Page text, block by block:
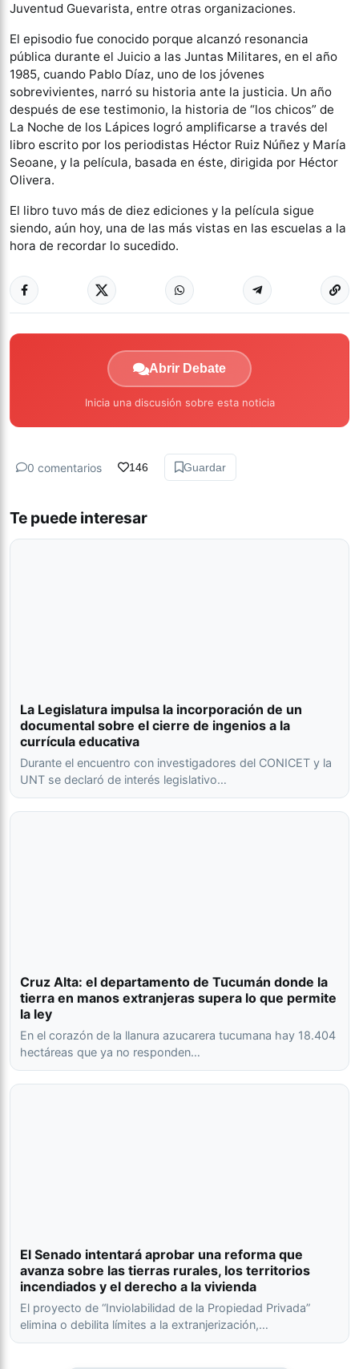
Juventud Guevarista, entre otras organizaciones.
El episodio fue conocido porque alcanzó resonancia
pública durante el Juicio a las Juntas Militares, en el año
1985, cuando Pablo Díaz, uno de los jóvenes
sobrevivientes, narró su historia ante la justicia. Un año
después de ese testimonio, la historia de “los chicos” de
La Noche de los Lápices logró amplificarse a través del
libro escrito por los periodistas Héctor Ruiz Núñez y María
Seoane, y la película, basada en éste, dirigida por Héctor
Olivera.
El libro tuvo más de diez ediciones y la película sigue
siendo, aún hoy, una de las más vistas en las escuelas a la
hora de recordar lo sucedido.
Abrir Debate
Inicia una discusión sobre esta noticia
0 comentarios 146 Guardar
Te puede interesar
La Legislatura impulsa la incorporación de un
documental sobre el cierre de ingenios a la
currícula educativa
Durante el encuentro con investigadores del CONICET y la
UNT se declaró de interés legislativo…
Cruz Alta: el departamento de Tucumán donde la
tierra en manos extranjeras supera lo que permite
la ley
En el corazón de la llanura azucarera tucumana hay 18.404
hectáreas que ya no responden…
El Senado intentará aprobar una reforma que
avanza sobre las tierras rurales, los territorios
incendiados y el derecho a la vivienda
El proyecto de “Inviolabilidad de la Propiedad Privada”
elimina o debilita límites a la extranjerización,…